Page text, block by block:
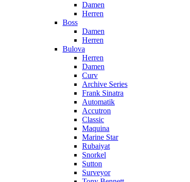
Damen
Herren
Boss
Damen
Herren
Bulova
Herren
Damen
Curv
Archive Series
Frank Sinatra
Automatik
Accutron
Classic
Maquina
Marine Star
Rubaiyat
Snorkel
Sutton
Surveyor